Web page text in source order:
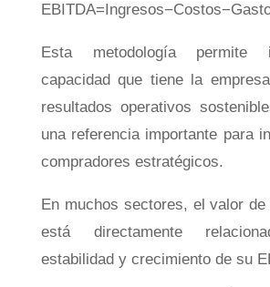
EBITDA=Ingresos−Costos−Gast
Esta metodología permite
capacidad que tiene la
resultados operativos
una referencia importante para
compradores estratégicos.
En muchos sectores, el valor
está directamente
estabilidad y crecimiento de su